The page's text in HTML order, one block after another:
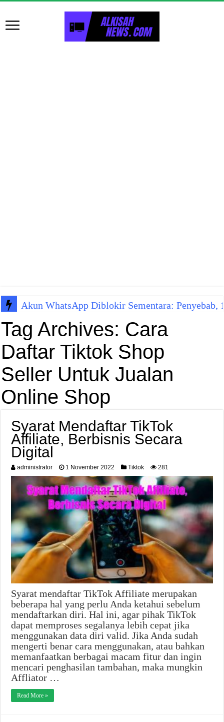
Akun WhatsApp Diblokir Sementara:
Tag Archives: Cara
Daftar Tiktok Shop
Seller Untuk Jualan
Online Shop
Syarat Mendaftar TikTok
Affiliate, Berbisnis Secara
Digital
administrator 1 November 2022 Tiktok 281
Syarat mendaftar TikTok Affiliate merupakan
beberapa hal yang perlu Anda ketahui sebelum
mendaftarkan diri. Hal ini, agar pihak TikTok
dapat memproses segalanya lebih cepat jika
menggunakan data diri valid. Jika Anda sudah
mengerti benar cara menggunakan, atau bahkan
memanfaatkan berbagai macam fitur dan ingin
mencari penghasilan tambahan, maka mungkin
Affliator …
Read More »